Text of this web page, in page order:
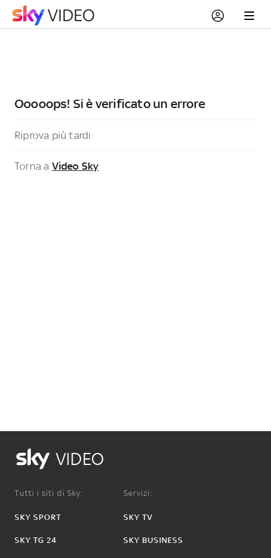
Ooooops! Si è verificato un errore
Riprova più tardi
Torna a Video Sky
VIDEO
Tutti i siti di Sky:
SKY SPORT
SKY TG 24
Servizi:
SKY TV
SKY BUSINESS